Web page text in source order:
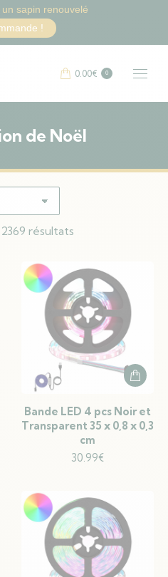
0.00€ 0
de Noël
résultats
popularité
Bande LED 4 pcs Noir et
Transparent 35 x 0,8 x 0,3
cm
30.99€
sapin renouvelé
!